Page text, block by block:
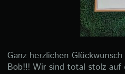
Ganz herzlichen
Bob!!! Wir sind total stolz auf